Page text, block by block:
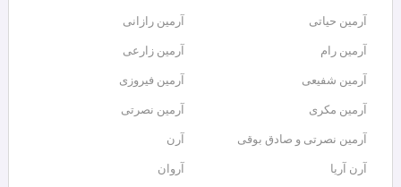
آرمین حیاتی آرمین رازانی
آرمین رام آرمین زارعی
آرمین شفیعی آرمین فیروزی
آرمین مکری آرمین نصرتی
آرمین نصرتی و صادق بوقی آرن
آرن آریا آروان